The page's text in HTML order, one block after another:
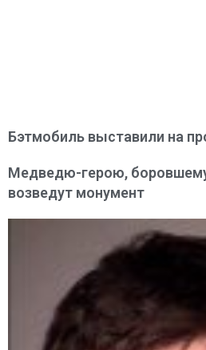
Бэтмобиль выставили на
Медведю-герою,
возведут монумент